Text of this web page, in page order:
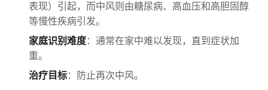
表现）引起，而中风则由糖尿病、高血压和高胆固醇
等慢性疾病引发。
家庭识别难度：通常在家中难以发现，直到症状加
重。
治疗目标：防止再次中风。